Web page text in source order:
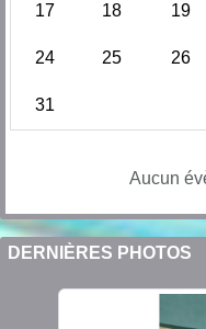
17 18 19
24 25 26
31
Aucun
DERNIÈRES PHOTOS